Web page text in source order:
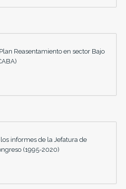
Reasentamiento en sector Bajo
informes de la Jefatura de
(1995-2020)